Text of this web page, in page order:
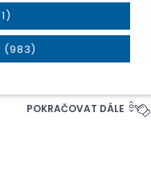
(983)
POKRAČOVAT DÁLE